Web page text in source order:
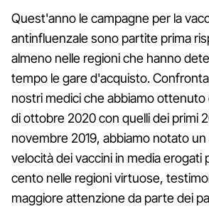
Quest'anno le campagne per la
antinfluenzale sono partite prima
almeno nelle regioni che hanno
tempo le gare d'acquisto.
nostri medici che abbiamo ottenuto
di ottobre 2020 con quelli dei primi
novembre 2019, abbiamo notato
velocità dei vaccini in media erogati
cento nelle regioni virtuose,
maggiore attenzione da parte dei